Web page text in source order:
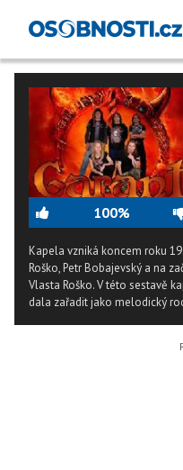
100%
Kapela vzniká koncem roku
Roško, Petr Bobajevský a na
Vlasta Roško. V této sestavě
dala zařadit jako melodický